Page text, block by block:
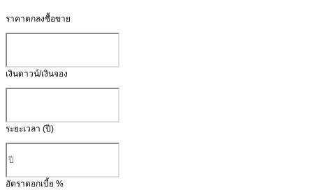
ราคาตกลงซื้อขาย
เงินดาวน์/เงินจอง
ระยะเวลา (ปี)
อัตราดอกเบี้ย %